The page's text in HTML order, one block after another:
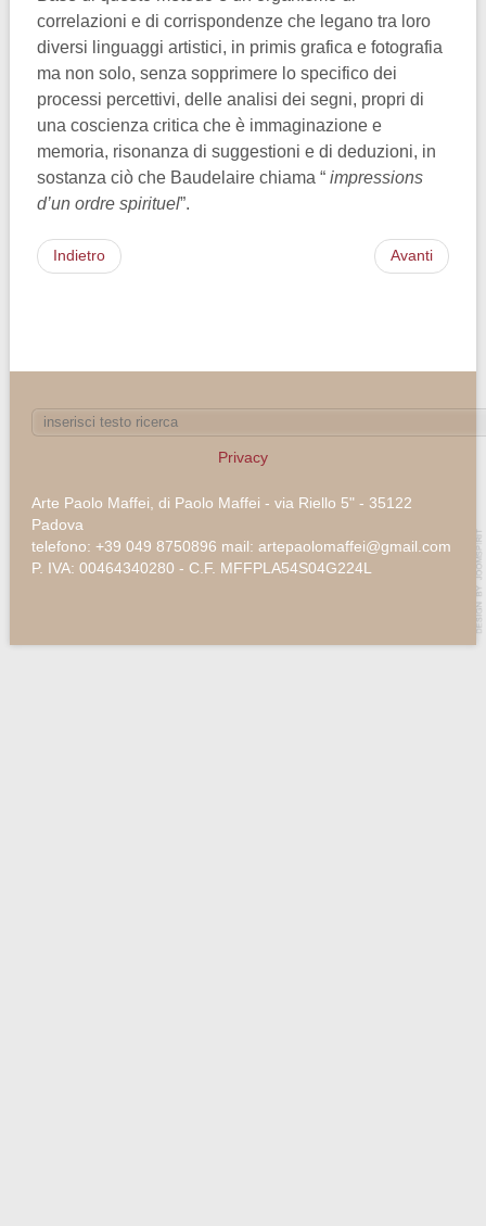
correlazioni e di corrispondenze che legano tra loro
diversi linguaggi artistici, in primis grafica e fotografia
ma non solo, senza sopprimere lo specifico dei
processi percettivi, delle analisi dei segni, propri di
una coscienza critica che è immaginazione e
memoria, risonanza di suggestioni e di deduzioni, in
sostanza ciò che Baudelaire chiama “impressions
d’un ordre spirituel”.
Indietro Avanti
Privacy
Arte Paolo Maffei, di Paolo Maffei - via Riello 5" - 35122
Padova
telefono: +39 049 8750896 mail: artepaolomaffei@gmail.com
P. IVA: 00464340280 - C.F. MFFPLA54S04G224L